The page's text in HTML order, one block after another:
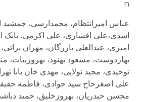
n
عباس امیرانتظام، محمدارسی،
اسدی،علی افشاری، علی اکرمی، بابک
امیری، عبدالعلی بازرگان، مهران
بهاردوست، مسعود بهنود، بهروزبیات،
توحیدی، مجید تولایی، مهدی خان بابا
علی اصغرحاج سید جوادی، فاطمه
محسن حیدریان، بهروزخلیق، حمید